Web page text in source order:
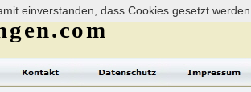
einverstanden, dass Cookies gesetzt werden.